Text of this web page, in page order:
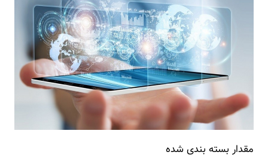
مقدار بسته بندی شده